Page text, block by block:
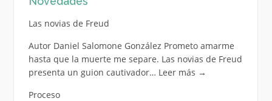
Las novias de Freud
Autor Daniel Salomone González Prometo amarme
hasta que la muerte me separe. Las novias de Freud
presenta un guion cautivador… Leer más →
Proceso